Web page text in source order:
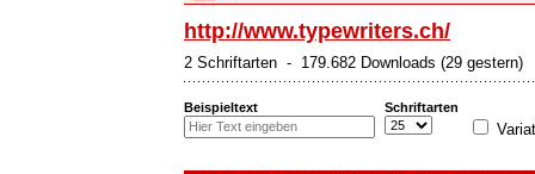
http://www.typewriters.ch/
2 Schriftarten - 179.682 Downloads (29 gestern)
Beispieltext Schriftarten